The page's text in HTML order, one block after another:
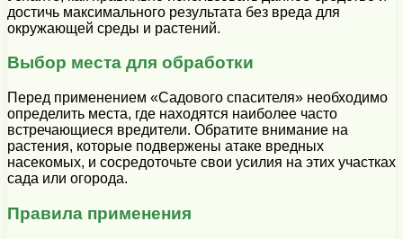
достичь максимального результата без вреда для
окружающей среды и растений.
Выбор места для обработки
Перед применением «Садового спасителя» необходимо
определить места, где находятся наиболее часто
встречающиеся вредители. Обратите внимание на
растения, которые подвержены атаке вредных
насекомых, и сосредоточьте свои усилия на этих участках
сада или огорода.
Правила применения